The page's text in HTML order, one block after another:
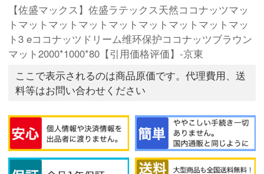
【佐盛マックス】佐盛ラテックス天然ココナッツマッ
トマットマットマットマットマットマットマットマッ
ト3 eココナッツドリーム维环保护ココナッツブラウン
マット2000*1000*80【引用価格评価】-京東
ここで表示されるのは商品原価です。代理費用、送
料等はお問い合わせください